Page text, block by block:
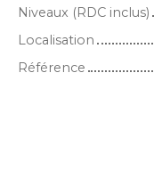
Niveaux (RDC inclus)
Localisation
Référence